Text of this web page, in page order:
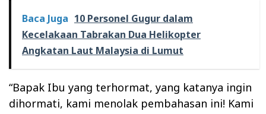
Baca Juga 10 Personel Gugur dalam
Kecelakaan Tabrakan Dua Helikopter
Angkatan Laut Malaysia di Lumut
“Bapak Ibu yang terhormat, yang katanya ingin
dihormati, kami menolak pembahasan ini! Kami